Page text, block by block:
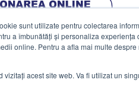
sunt utilizate pentru colectarea
a îmbunătăți și personaliza
online. Pentru a afla mai multe
acest site web. Va fi utilizat un